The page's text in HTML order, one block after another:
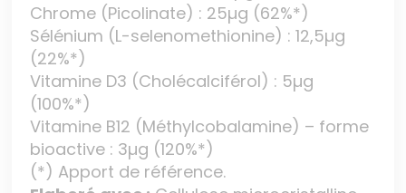
Chrome (Picolinate) : 25µg (62%*)
Sélénium (L-selenomethionine) : 12,5µg
(22%*)
Vitamine D3 (Cholécalciférol) : 5µg
(100%*)
Vitamine B12 (Méthylcobalamine) – forme
bioactive : 3µg (120%*)
(*) Apport de référence.